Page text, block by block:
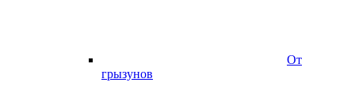
От
грызунов